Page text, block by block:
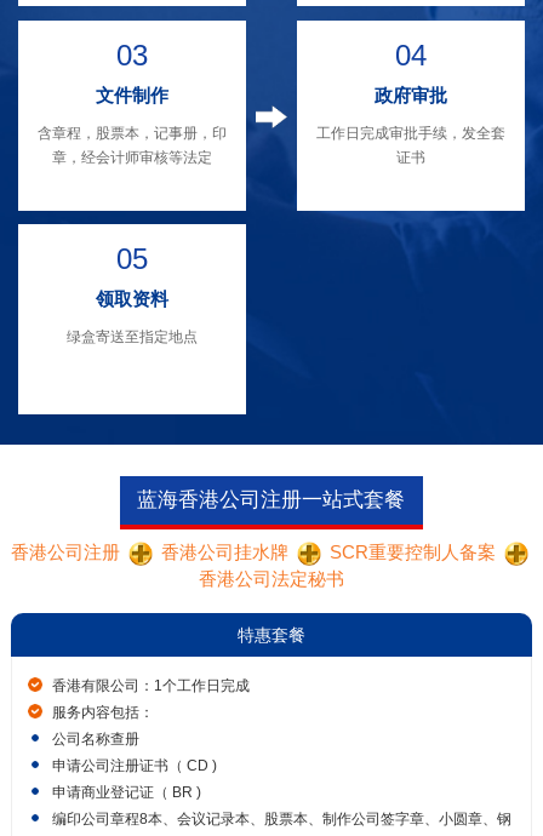
03
文件制作
含章程，股票本，记事册，印
章，经会计师审核等法定
04
政府审批
工作日完成审批手续，发全套
证书
05
领取资料
绿盒寄送至指定地点
蓝海香港公司注册一站式套餐
香港公司注册 香港公司挂水牌
SCR重要控制人备案
香港公司法定秘书
特惠套餐
香港有限公司：1个工作日完成
服务内容包括：
公司名称查册
申请公司注册证书（ CD )
申请商业登记证（ BR )
编印公司章程8本、会议记录本、股票本、制作公司签字章、小圆章、钢